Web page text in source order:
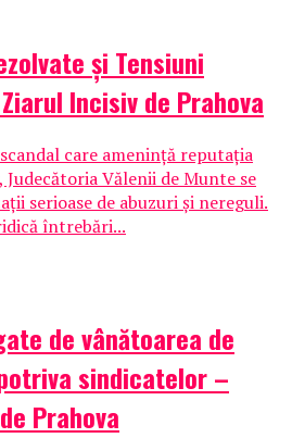
și Tensiuni
Incisiv de Prahova
care amenință reputația
Vălenii de Munte se
serioase de abuzuri și nereguli.
întrebări...
de vânătoarea de
sindicatelor –
Prahova